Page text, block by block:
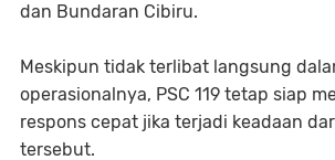
dan Bundaran Cibiru.
Meskipun tidak terlibat langsung
operasionalnya, PSC 119 tetap siap
respons cepat jika terjadi keadaan
tersebut.